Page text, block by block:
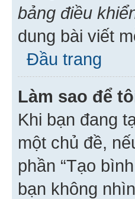
bảng điều
dung bài viết
Đầu trang
Làm sao để
Khi bạn đang
một chủ đề,
phần “Tạo
bạn không